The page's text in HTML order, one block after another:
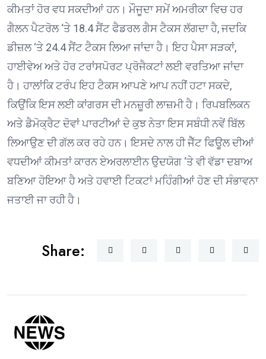
ਕੀਮਤਾਂ ਹੋਰ ਵਧ ਸਕਦੀਆਂ ਹਨ। ਮੌਜੂਦਾ ਸਮੇਂ ਅਮਰੀਕਾ ਵਿਚ ਹਰ
ਗੈਲਨ ਪੈਟਰੋਲ ‘ਤੇ 18.4 ਸੈਂਟ ਫੈਡਰਲ ਗੈਸ ਟੈਕਸ ਲੱਗਦਾ ਹੈ, ਜਦਕਿ
ਡੀਜ਼ਲ ‘ਤੇ 24.4 ਸੈਂਟ ਟੈਕਸ ਲਿਆ ਜਾਂਦਾ ਹੈ। ਇਹ ਪੈਸਾ ਸੜਕਾਂ,
ਹਾਈਵੇਅ ਅਤੇ ਹੋਰ ਟਰਾਂਸਪੋਰਟ ਪ੍ਰੋਜੈਕਟਾਂ ਲਈ ਵਰਤਿਆ ਜਾਂਦਾ
ਹੈ। ਹਾਲਾਂਕਿ ਟਰੰਪ ਇਹ ਟੈਕਸ ਆਪਣੇ ਆਪ ਨਹੀਂ ਹਟਾ ਸਕਦੇ,
ਕਿਉਂਕਿ ਇਸ ਲਈ ਕਾਂਗਰਸ ਦੀ ਮਨਜ਼ੂਰੀ ਲਾਜ਼ਮੀ ਹੈ। ਰਿਪਬਲਿਕਨ
ਅਤੇ ਡੈਮੋਕ੍ਰੈਟ ਦੋਵਾਂ ਪਾਰਟੀਆਂ ਦੇ ਕੁਝ ਨੇਤਾ ਇਸ ਸਬੰਧੀ ਨਵੇਂ ਬਿੱਲ
ਲਿਆਉਣ ਦੀ ਗੱਲ ਕਰ ਰਹੇ ਹਨ। ਇਸਦੇ ਨਾਲ ਹੀ ਜੈੱਟ ਫਿਊਲ ਦੀਆਂ
ਵਧਦੀਆਂ ਕੀਮਤਾਂ ਕਾਰਨ ਏਅਰਲਾਈਨ ਉਦਯੋਗ ‘ਤੇ ਵੀ ਵੱਡਾ ਦਬਾਅ
ਬਣਿਆ ਹੋਇਆ ਹੈ ਅਤੇ ਹਵਾਈ ਟਿਕਟਾਂ ਮਹਿੰਗੀਆਂ ਹੋਣ ਦੀ ਸੰਭਾਵਨਾ
ਜਤਾਈ ਜਾ ਰਹੀ ਹੈ।
Share: